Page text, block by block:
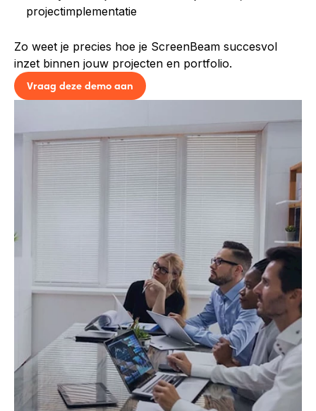
projectimplementatie
Zo weet je precies hoe je ScreenBeam succesvol
inzet binnen jouw projecten en portfolio.
Vraag deze demo aan